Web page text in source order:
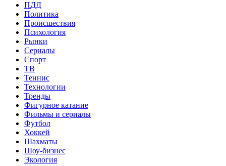
ПДД
Политика
Происшествия
Психология
Рынки
Сериалы
Спорт
ТВ
Теннис
Технологии
Тренды
Фигурное катание
Фильмы и сериалы
Футбол
Хоккей
Шахматы
Шоу-бизнес
Экология